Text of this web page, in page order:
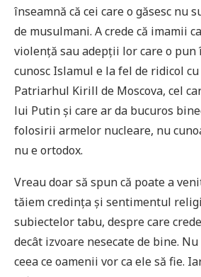
înseamnă că cei care o găsesc nu
de musulmani. A crede că imamii
violență sau adepții lor care o pun
cunosc Islamul e la fel de ridicol cu
Patriarhul Kirill de Moscova, cel
lui Putin și care ar da bucuros
folosirii armelor nucleare, nu
nu e ortodox.
Vreau doar să spun că poate a
tăiem credința și sentimentul
subiectelor tabu, despre care
decât izvoare nesecate de bine.
ceea ce oamenii vor ca ele să fie.